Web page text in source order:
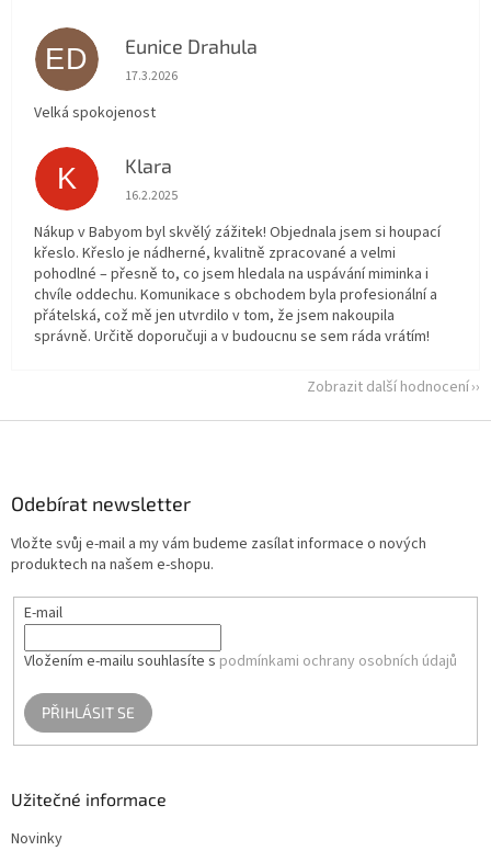
ED Eunice Drahula
Hodnocení obchodu je 5 z 5 hvězdiček.
17.3.2026
Velká spokojenost
K Klara
Hodnocení obchodu je 5 z 5 hvězdiček.
16.2.2025
Nákup v Babyom byl skvělý zážitek! Objednala jsem si houpací
křeslo. Křeslo je nádherné, kvalitně zpracované a velmi
pohodlné – přesně to, co jsem hledala na uspávání miminka i
chvíle oddechu. Komunikace s obchodem byla profesionální a
přátelská, což mě jen utvrdilo v tom, že jsem nakoupila
správně. Určitě doporučuji a v budoucnu se sem ráda vrátím!
Zobrazit další hodnocení
Odebírat newsletter
Vložte svůj e-mail a my vám budeme zasílat informace o nových
produktech na našem e-shopu.
E-mail
Vložením e-mailu souhlasíte s podmínkami ochrany osobních údajů
PŘIHLÁSIT SE
Užitečné informace
Novinky